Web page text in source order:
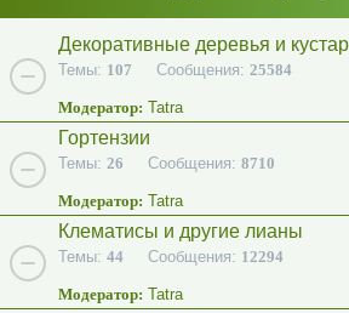
Декоративные деревья и
Темы: 107 Сообщения: 25584
Модератор: Tatra
Гортензии
Темы: 26 Сообщения: 8710
Модератор: Tatra
Клематисы и другие лианы
Темы: 44 Сообщения: 12294
Модератор: Tatra